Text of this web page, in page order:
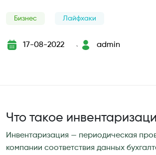
Бизнес Лайфхаки
17-08-2022
`
admin
Что такое
Инвентаризация — периодическая
компании соответствия данных